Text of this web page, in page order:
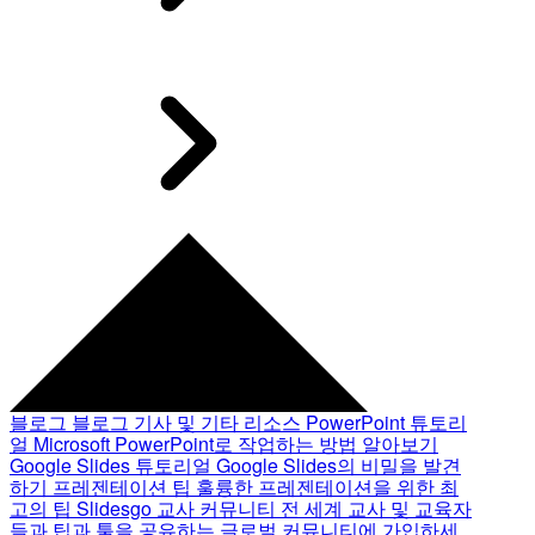
블로그 블로그 기사 및 기타 리소스 PowerPoint 튜토리
얼 Microsoft PowerPoint로 작업하는 방법 알아보기
Google Slides 튜토리얼 Google Slides의 비밀을 발견
하기 프레젠테이션 팁 훌륭한 프레젠테이션을 위한 최
고의 팁 Slidesgo 교사 커뮤니티 전 세계 교사 및 교육자